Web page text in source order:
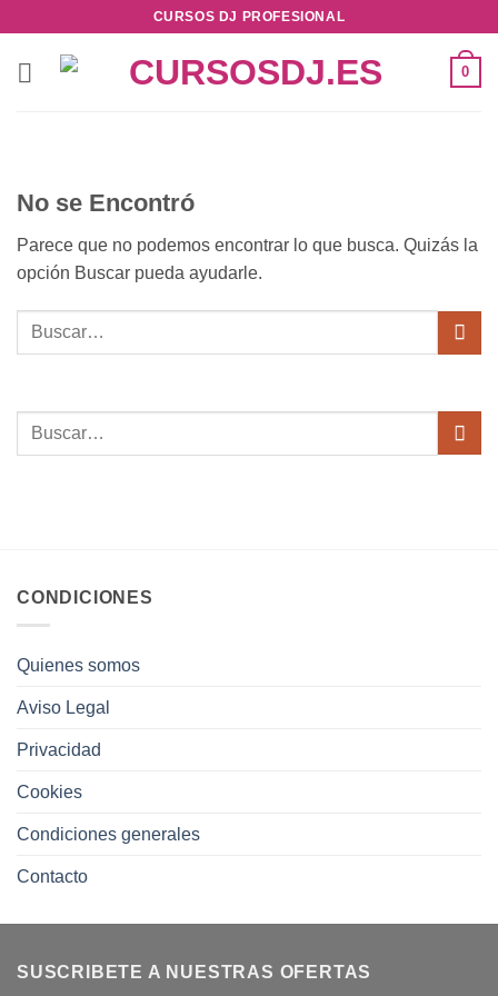
contenido
CURSOS DJ PROFESIONAL
0
No se Encontró
Parece que no podemos encontrar lo que busca. Quizás la
opción Buscar pueda ayudarle.
CONDICIONES
Quienes somos
Aviso Legal
Privacidad
Cookies
Condiciones generales
Contacto
SUSCRIBETE A NUESTRAS OFERTAS